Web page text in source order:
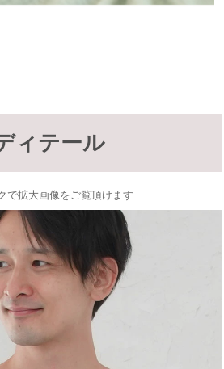
ィテール
で拡大画像をご覧頂けます